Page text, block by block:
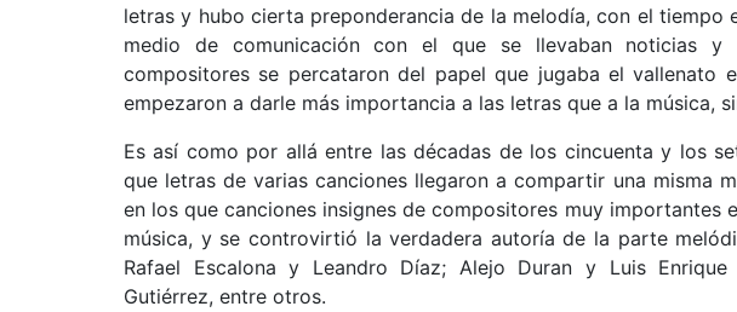
letras y hubo cierta preponderancia de la melodía, con el tiempo
medio de comunicación con el que se llevaban noticias y
compositores se percataron del papel que jugaba el vallenato
empezaron a darle más importancia a las letras que a la música,
Es así como por allá entre las décadas de los cincuenta y los
que letras de varias canciones llegaron a compartir una misma
en los que canciones insignes de compositores muy importantes
música, y se controvirtió la verdadera autoría de la parte
Rafael Escalona y Leandro Díaz; Alejo Duran y Luis
Gutiérrez, entre otros.